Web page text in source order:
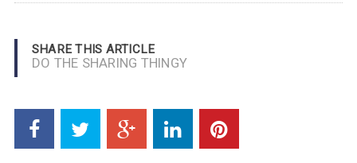
SHARE THIS ARTICLE
DO THE SHARING THINGY